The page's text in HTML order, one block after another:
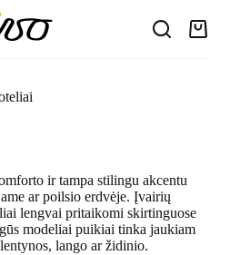
ir tampa stilingu akcentu
ar poilsio erdvėje. Įvairių
lengvai pritaikomi skirtinguose
modeliai puikiai tinka jaukiam
lango ar židinio.